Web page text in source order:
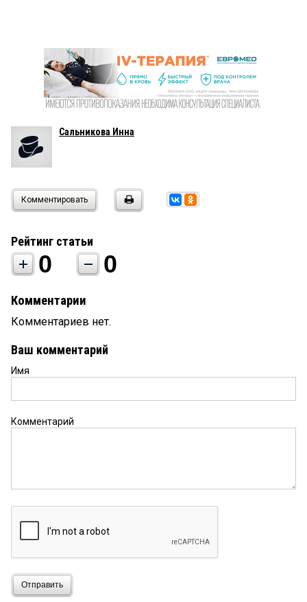
Сальникова Инна
Комментировать
Рейтинг статьи
0 0
Комментарии
Комментариев нет.
Ваш комментарий
Имя
Комментарий
Отправить